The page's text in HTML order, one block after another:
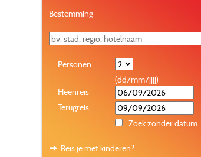
Bestemming
Personen
(dd/mm/jjjj)
Heenreis
Terugreis
Zoek zonder datum
Reis je met kinderen?